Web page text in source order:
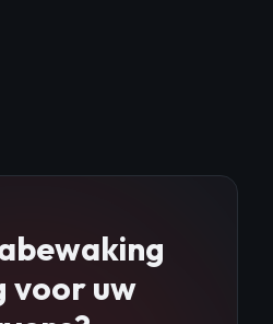
voor uw